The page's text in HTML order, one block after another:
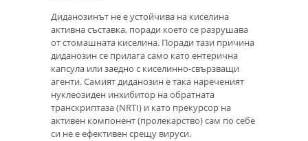
Диданозинът не е устойчива на киселина
активна съставка, поради което се разрушава
от стомашната киселина. Поради тази причина
диданозин се прилага само като ентерична
капсула или заедно с киселинно-свързващи
агенти. Самият диданозин е така нареченият
нуклеозиден инхибитор на обратната
транскриптаза (NRTI) и като прекурсор на
активен компонент (пролекарство) сам по себе
си не е ефективен срещу вируси.